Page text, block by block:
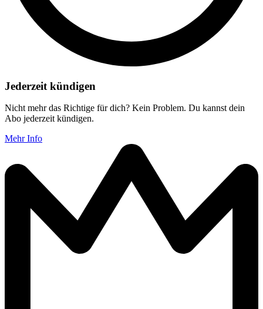
Jederzeit kündigen
Nicht mehr das Richtige für dich? Kein Problem. Du kannst dein
Abo jederzeit kündigen.
Mehr Info